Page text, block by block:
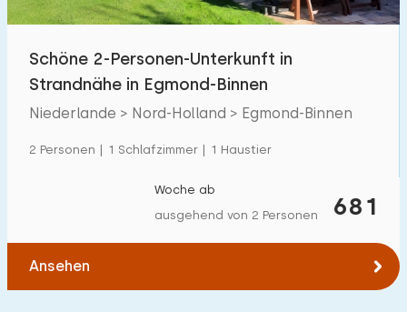
Schöne 2-Personen-Unterkunft in
Strandnähe in Egmond-Binnen
Niederlande > Nord-Holland > Egmond-Binnen
2 Personen | 1 Schlafzimmer | 1 Haustier
681
Woche ab
ausgehend von 2 Personen
Ansehen